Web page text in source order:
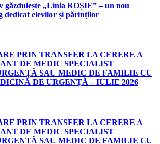
găzduiește „Linia ROȘIE” – un nou
dedicat elevilor și părinților
PRIN TRANSFER LA CERERE A
DE MEDIC SPECIALIST
SAU MEDIC DE FAMILIE CU
DE URGENȚĂ – IULIE 2026
PRIN TRANSFER LA CERERE A
DE MEDIC SPECIALIST
SAU MEDIC DE FAMILIE CU